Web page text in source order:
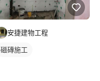
安捷建物工程
磁磚施工